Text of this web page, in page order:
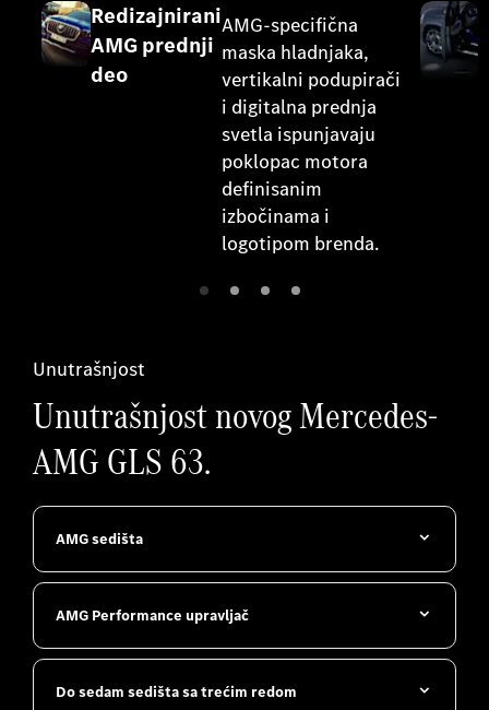
Redizajnirani
AMG prednji
deo
AMG-specifična
maska hladnjaka,
vertikalni podupirači
i digitalna prednja
svetla ispunjavaju
poklopac motora
definisanim
izbočinama i
logotipom brenda.
Unutrašnjost
Unutrašnjost novog Mercedes-
AMG GLS 63.
AMG sedišta
AMG Performance upravljač
Do sedam sedišta sa trećim redom